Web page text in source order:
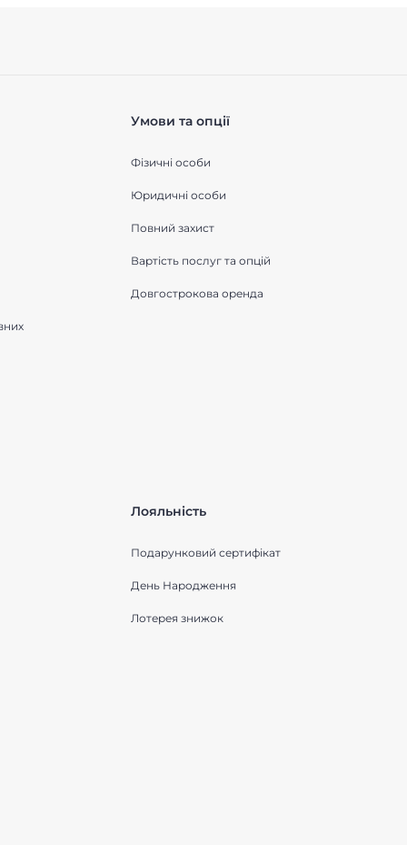
Умови та опції
Фізичні особи
Юридичні особи
Повний захист
Вартість послуг та опцій
Довгострокова оренда
Лояльність
Подарунковий сертифікат
День Народження
Лотерея знижок